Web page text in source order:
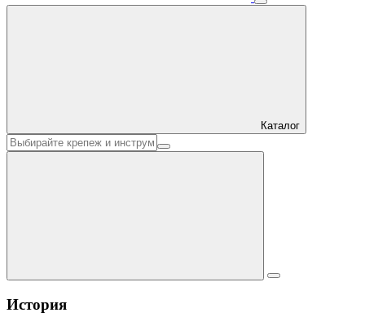
Каталог
История